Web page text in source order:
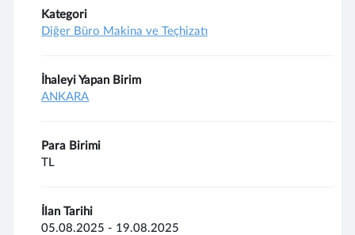
Kategori
Diğer Büro Makina ve Teçhizatı
İhaleyi Yapan Birim
ANKARA
Para Birimi
TL
İlan Tarihi
05.08.2025 - 19.08.2025